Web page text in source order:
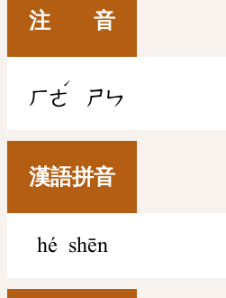
注 音
ㄏㄜ
ˊ
ㄕㄣ
漢語拼音
hé shēn